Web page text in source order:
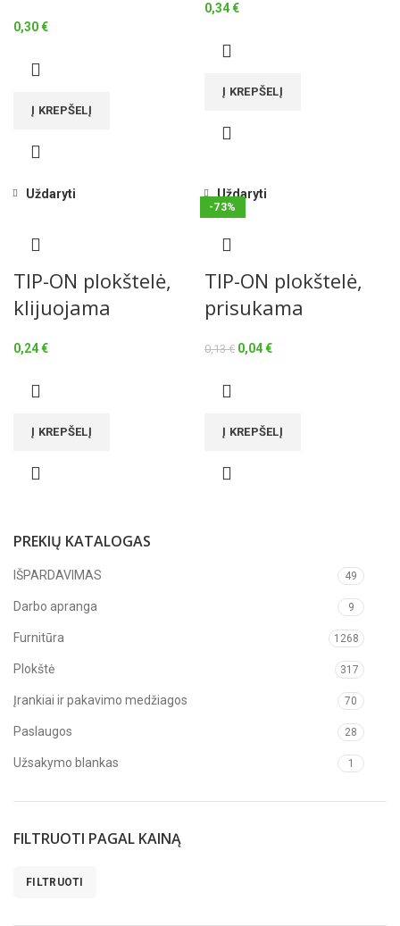
PREKIŲ KATALOGAS
IŠPARDAVIMAS 49
Darbo apranga 9
Furnitūra 1268
Plokštė 317
Įrankiai ir pakavimo medžiagos 70
Paslaugos 28
Užsakymo blankas 1
FILTRUOTI PAGAL KAINĄ
FILTRUOTI
0,30€
Į KREPŠELĮ
0,34€
Į KREPŠELĮ
Uždaryti
TIP-ON plokštelė,
klijuojama
0,24€
Į KREPŠELĮ
-73%
Uždaryti
TIP-ON plokštelė,
prisukama
0,13€ Original
0,04€Current
Į KREPŠELĮ